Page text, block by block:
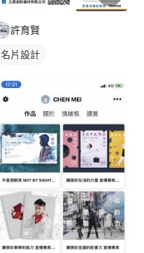
許育賢
名片設計